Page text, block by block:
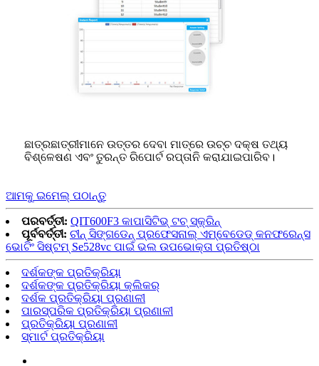
ଛାତ୍ରଛାତ୍ରୀମାନେ ଉତ୍ତର ଦେବା ମାତ୍ରେ ଉଚ୍ଚ ଦକ୍ଷ ତଥ୍ୟ
ବିଶ୍ଳେଷଣ ଏବଂ ତୁରନ୍ତ ରିପୋର୍ଟ ରପ୍ତାନି କରାଯାଇପାରିବ।
ଆମକୁ ଇମେଲ୍ ପଠାନ୍ତୁ
ପରବର୍ତ୍ତୀ: QIT600F3 କାପାସିଟିଭ୍ ଟଚ୍ ସ୍କ୍ରିନ୍
ପୂର୍ବବର୍ତ୍ତୀ: ଚୀନ୍ ସିଙ୍ଗଡେନ୍ ପ୍ରଫେସନାଲ୍ ଏମ୍ବେଡେଡ୍ କନଫରେନ୍ସ
ଭୋଟିଂ ସିଷ୍ଟମ୍ Se528vc ପାଇଁ ଭଲ ଉପଭୋକ୍ତା ପ୍ରତିଷ୍ଠା
ଦର୍ଶକଙ୍କ ପ୍ରତିକ୍ରିୟା
ଦର୍ଶକଙ୍କ ପ୍ରତିକ୍ରିୟା କ୍ଲିକର୍
ଦର୍ଶକ ପ୍ରତିକ୍ରିୟା ପ୍ରଣାଳୀ
ପାରସ୍ପରିକ ପ୍ରତିକ୍ରିୟା ପ୍ରଣାଳୀ
ପ୍ରତିକ୍ରିୟା ପ୍ରଣାଳୀ
ସ୍ମାର୍ଟ ପ୍ରତିକ୍ରିୟା